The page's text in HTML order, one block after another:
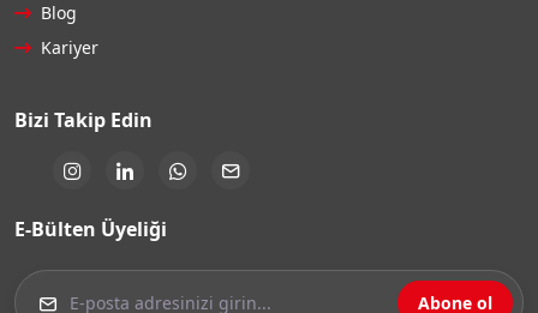
Blog
Kariyer
Bizi Takip Edin
E-Bülten Üyeliği
Abone ol